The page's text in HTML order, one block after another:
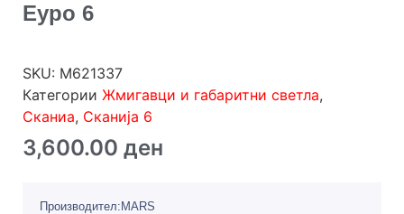
Еуро 6
SKU: M621337
Категории Жмигавци и габаритни светла,
Сканиа, Сканија 6
3,600.00 ден
Производител:MARS